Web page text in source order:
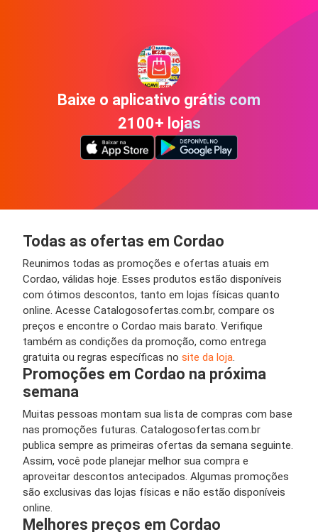
Baixe o aplicativo grátis com
2100+ lojas
Todas as ofertas em Cordao
Reunimos todas as promoções e ofertas atuais em
Cordao, válidas hoje. Esses produtos estão disponíveis
com ótimos descontos, tanto em lojas físicas quanto
online. Acesse Catalogosofertas.com.br, compare os
preços e encontre o Cordao mais barato. Verifique
também as condições da promoção, como entrega
gratuita ou regras específicas no site da loja
Promoções em Cordao na próxima
semana
Muitas pessoas montam sua lista de compras com base
nas promoções futuras. Catalogosofertas.com.br
publica sempre as primeiras ofertas da semana seguinte.
Assim, você pode planejar melhor sua compra e
aproveitar descontos antecipados. Algumas promoções
são exclusivas das lojas físicas e não estão disponíveis
online.
Melhores preços em Cordao